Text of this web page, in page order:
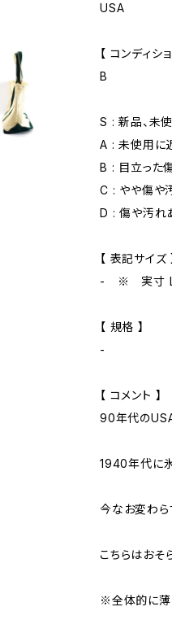
USA
【 コンディショ
B
S : 新品、未
A : 未使用に
B : 目立った
C : やや傷や
D : 傷や汚れ
【 表記サイズ 】
- ※ 実寸
【 規格 】
-
【 コメント 】
90年代の
1940年代に
今なお変わら
こちらはおそ
※全体的に薄